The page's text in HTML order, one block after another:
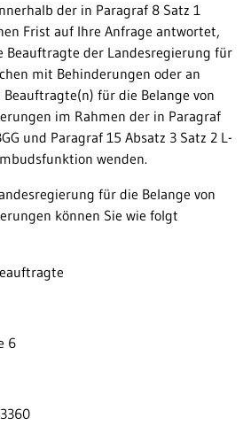
der in Paragraf 8 Satz 1
Frist auf Ihre Anfrage antwortet,
Beauftragte der Landesregierung für
mit Behinderungen oder an
für die Belange von
im Rahmen der in Paragraf
und Paragraf 15 Absatz 3 Satz 2 L-
wenden.
für die Belange von
können Sie wie folgt
6